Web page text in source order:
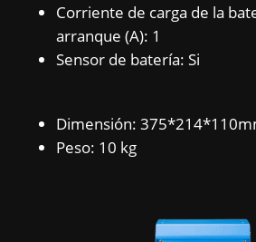
Corriente de carga de la
arranque (A): 1
Sensor de batería: Si
Dimensión:
Peso: 10 kg